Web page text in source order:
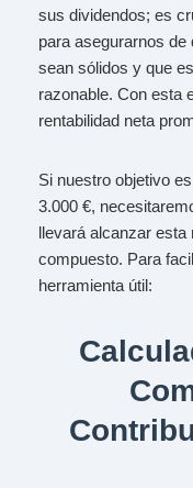
sus dividendos; es
para asegurarnos
sean sólidos y que
razonable. Con esta
rentabilidad neta
Si nuestro objetivo
3.000 €,
llevará alcanzar esta
compuesto. Para
herramienta útil: